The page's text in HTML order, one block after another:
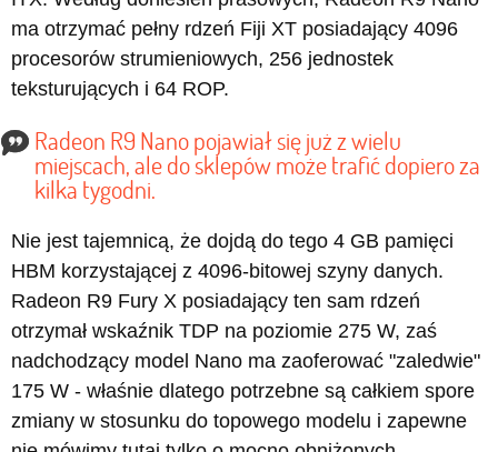
ma otrzymać pełny rdzeń Fiji XT posiadający 4096
procesorów strumieniowych, 256 jednostek
teksturujących i 64 ROP.
Radeon R9 Nano pojawiał się już z wielu
miejscach, ale do sklepów może trafić dopiero za
kilka tygodni.
Nie jest tajemnicą, że dojdą do tego 4 GB pamięci
HBM korzystającej z 4096-bitowej szyny danych.
Radeon R9 Fury X posiadający ten sam rdzeń
otrzymał wskaźnik TDP na poziomie 275 W, zaś
nadchodzący model Nano ma zaoferować "zaledwie"
175 W - właśnie dlatego potrzebne są całkiem spore
zmiany w stosunku do topowego modelu i zapewne